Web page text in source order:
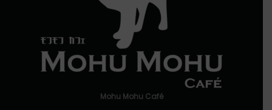
Mohu Mohu Café